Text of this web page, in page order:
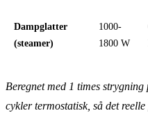
Dampglatter
(steamer)
1000-
1800 W
Beregnet med 1 times
cykler termostatisk, så det